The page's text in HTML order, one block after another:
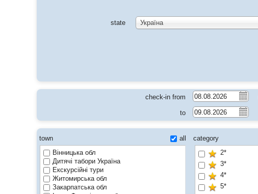
state Україна
check-in from
to
town
all
Вінницька обл
Дитячі табори Україна
Екскурсійні тури
Житомирська обл
Закарпатська обл
category
2*
3*
4*
5*